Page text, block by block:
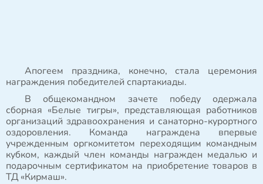
Апогеем праздника, конечно, стала церемония
награждения победителей спартакиады.
В общекомандном зачете победу одержала
сборная «Белые тигры», представляющая работников
организаций здравоохранения и санаторно-курортного
оздоровления. Команда награждена впервые
учрежденным оргкомитетом переходящим командным
кубком, каждый член команды награжден медалью и
подарочным сертификатом на приобретение товаров в
ТД «Кирмаш».